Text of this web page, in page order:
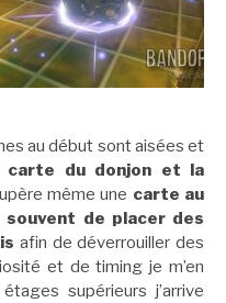
au début sont aisées et
carte du donjon et la
même une carte au
souvent de placer des
afin de déverrouiller des
et de timing je m’en
supérieurs j’arrive